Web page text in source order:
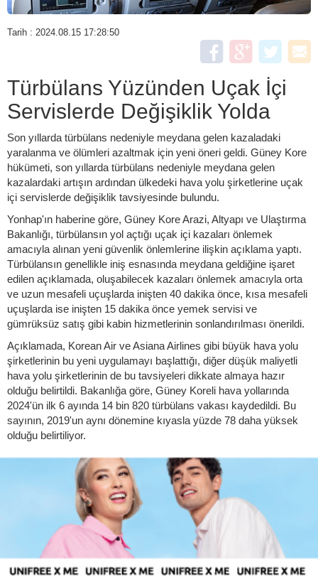
Tarih : 2024.08.15 17:28:50
Türbülans Yüzünden Uçak İçi
Servislerde Değişiklik Yolda
Son yıllarda türbülans nedeniyle meydana gelen kazaladaki
yaralanma ve ölümleri azaltmak için yeni öneri geldi. Güney Kore
hükümeti, son yıllarda türbülans nedeniyle meydana gelen
kazalardaki artışın ardından ülkedeki hava yolu şirketlerine uçak
içi servislerde değişiklik tavsiyesinde bulundu.
Yonhap'ın haberine göre, Güney Kore Arazi, Altyapı ve Ulaştırma
Bakanlığı, türbülansın yol açtığı uçak içi kazaları önlemek
amacıyla alınan yeni güvenlik önlemlerine ilişkin açıklama yaptı.
Türbülansın genellikle iniş esnasında meydana geldiğine işaret
edilen açıklamada, oluşabilecek kazaları önlemek amacıyla orta
ve uzun mesafeli uçuşlarda inişten 40 dakika önce, kısa mesafeli
uçuşlarda ise inişten 15 dakika önce yemek servisi ve
gümrüksüz satış gibi kabin hizmetlerinin sonlandırılması önerildi.
Açıklamada, Korean Air ve Asiana Airlines gibi büyük hava yolu
şirketlerinin bu yeni uygulamayı başlattığı, diğer düşük maliyetli
hava yolu şirketlerinin de bu tavsiyeleri dikkate almaya hazır
olduğu belirtildi. Bakanlığa göre, Güney Koreli hava yollarında
2024'ün ilk 6 ayında 14 bin 820 türbülans vakası kaydedildi. Bu
sayının, 2019'un aynı dönemine kıyasla yüzde 78 daha yüksek
olduğu belirtiliyor.